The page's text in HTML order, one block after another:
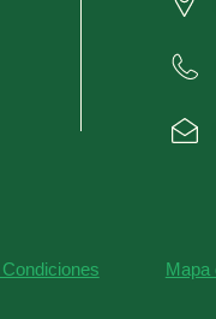
Mapa